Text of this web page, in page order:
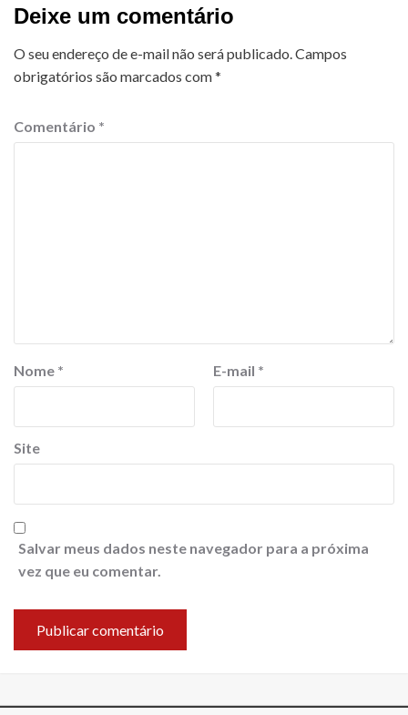
Deixe um comentário
O seu endereço de e-mail não será publicado.Campos
obrigatórios são marcados com*
Comentário *
Nome * E-mail *
Site
Salvar meus dados neste navegador para a próxima
vez que eu comentar.